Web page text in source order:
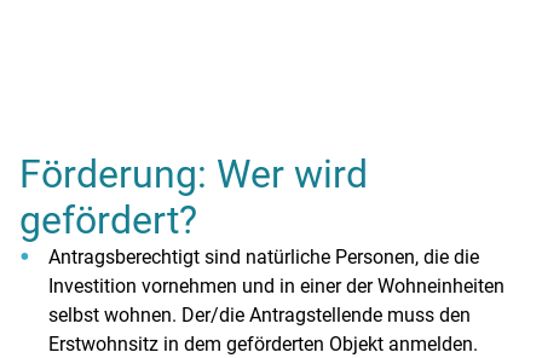
Förderung: Wer wird
gefördert?
Antragsberechtigt sind natürliche Personen, die die
Investition vornehmen und in einer der Wohneinheiten
selbst wohnen. Der/die Antragstellende muss den
Erstwohnsitz in dem geförderten Objekt anmelden.